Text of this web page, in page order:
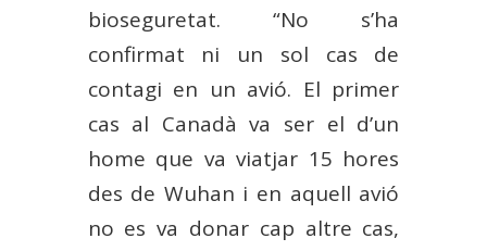
bioseguretat. “No s’ha
confirmat ni un sol cas de
contagi en un avió. El primer
cas al Canadà va ser el d’un
home que va viatjar 15 hores
des de Wuhan i en aquell avió
no es va donar cap altre cas,